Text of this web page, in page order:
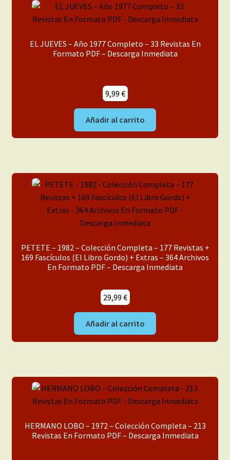
EL JUEVES – Año 1977 Completo – 33 Revistas En
Formato PDF – Descarga Inmediata
9,99 €
Añadir al carrito
PETETE – 1982 – Colección Completa – 177 Revistas +
169 Fascículos (El Libro Gordo) + Extras – 364 Archivos
En Formato PDF – Descarga Inmediata
29,99 €
Añadir al carrito
HERMANO LOBO – 1972 – Colección Completa – 213
Revistas En Formato PDF – Descarga Inmediata